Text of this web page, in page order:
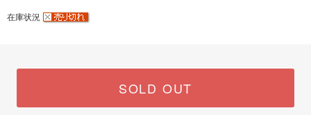
在庫状況
SOLD OUT